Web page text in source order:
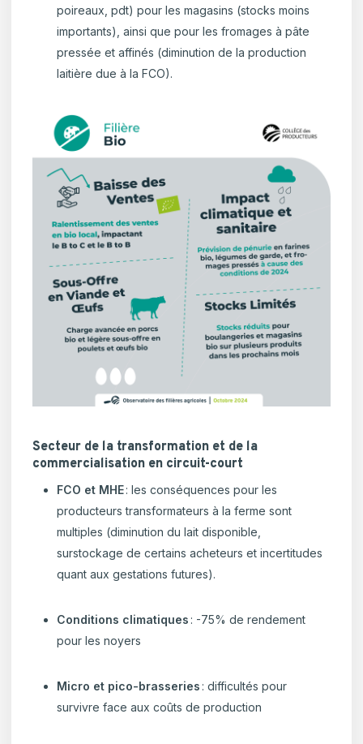
poireaux, pdt) pour les magasins (stocks moins
importants), ainsi que pour les fromages à pâte
pressée et affinés (diminution de la production
laitière due à la FCO).
Secteur de la transformation et de la
commercialisation en circuit-court
FCO et MHE: les conséquences pour les
producteurs transformateurs à la ferme sont
multiples (diminution du lait disponible,
surstockage de certains acheteurs et incertitudes
quant aux gestations futures).
Conditions climatiques : -75% de rendement
pour les noyers
Micro et pico-brasseries : difficultés pour
survivre face aux coûts de production